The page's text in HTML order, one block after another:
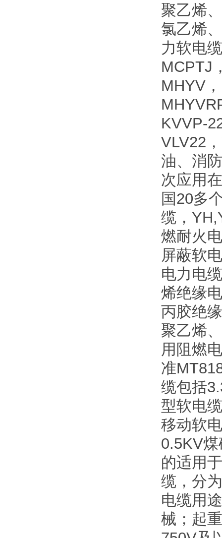
聚乙烯
氯乙烯
力软电
MCPTJ
MHYV
KVVP-
VLV22
油、消
次应用
国20多
缆，
燃耐火
屏蔽软
电力电
烯绝缘
丙胶绝
聚乙烯
用阻燃
准
缆包括
型软电
移动软
0.5KV
的适用
缆，分
电缆用
械；起